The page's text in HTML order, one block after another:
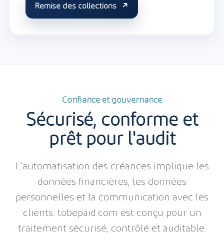
Remise des collections
Confiance et gouvernance
Sécurisé, conforme et
prêt pour l'audit
L'automatisation des créances implique les
données financières, les données
personnelles et la communication avec les
clients. tobepaid.com est conçu pour un
traitement sécurisé, contrôlé et auditable.